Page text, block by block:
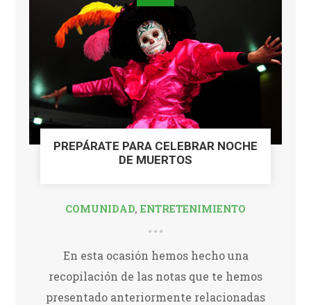
PREPÁRATE PARA CELEBRAR NOCHE
DE MUERTOS
COMUNIDAD, ENTRETENIMIENTO
En esta ocasión hemos hecho una
recopilación de las notas que te hemos
presentado anteriormente relacionadas